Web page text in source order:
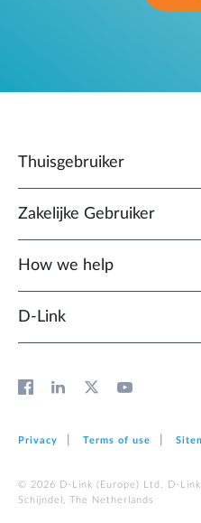
Thuisgebruiker
Zakelijke Gebruiker
How we help
D‑Link
Privacy Terms of use
© 2026 D‑Link (Europe) Ltd. D-
Schijndel, The Netherlands